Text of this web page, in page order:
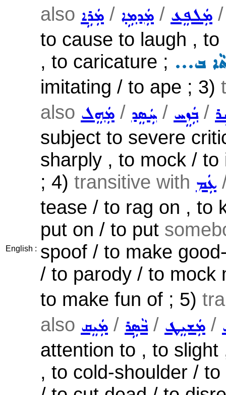
English :
also ܡܲܪܹܐ / ܡܲܕܡܹܐ / ܡܲܠܦܸܥ
to cause to laugh ,
, to caricature ;
ܒ
imitating / to ape ; 3)
also ܡܲܗܸܠ / ܚܲܣܸܕ / ܒܲܙܸܚ/
subject to severe
sharply , to mock /
; 4) transitive with ܥܲܡ
tease / to rag on , to
put on / to put
spoof / to make
/ to parody / to mock
to make fun of ; 5)
also ܡܲܝܸܩ / ܒܵܣܹܪ/ ܡܲܫܝܸܛ /
attention to , to
, to cold-shoulder /